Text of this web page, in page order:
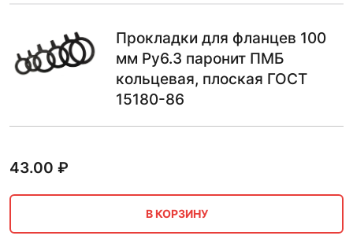
Прокладки для фланцев 100
мм Ру6.3 паронит ПМБ
кольцевая, плоская ГОСТ
15180-86
43.00 ₽
В КОРЗИНУ